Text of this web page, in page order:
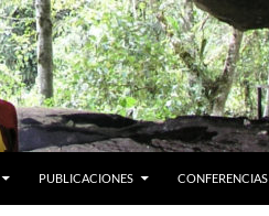
PUBLICACIONES CONFERENCIAS